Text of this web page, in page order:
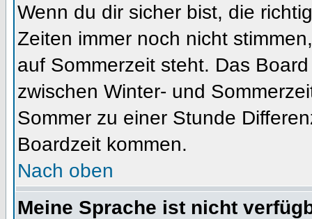
Wenn du dir sicher bist, die
Zeiten immer noch nicht
auf Sommerzeit steht. Das
zwischen Winter- und
Sommer zu einer Stunde
Boardzeit kommen.
Nach oben
Meine Sprache ist nicht